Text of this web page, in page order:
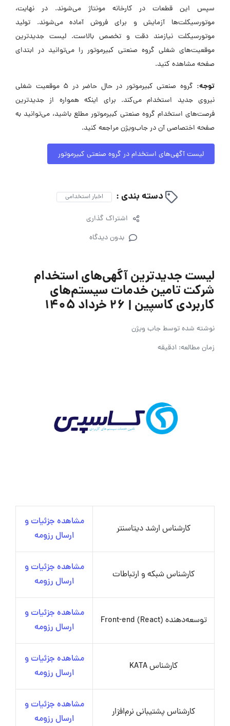
سپس این قطعات در کارخانه مونتاژ می‌شوند. در نهایت،
موتورسیکلت‌ها آزمایش و برای فروش آماده می‌شوند. تولید
موتورسیکلت نیازمند دقت و تخصص بالاست. لیست جدیدترین
موقعیت‌های شغلی گروه صنعتی کبیرموتور را می‌توانید در ابتدای
صفحه مشاهده کنید.
توجه:
گروه صنعتی کبیرموتور در حال حاضر در ۵ موقعیت شغلی
نیروی جدید استخدام می‌کند. برای اینکه همواره از جدیدترین
فرصت‌های استخدام گروه صنعتی کبیرموتور مطلع باشید، می‌توانید به
صفحه اختصاصی آن در جاب‌ویژن مراجعه کنید.
لیست آگهی‌های استخدام در گروه صنعتی کبیرموتور
دسته بندی : اخبار استخدامی
اشتراک گذاری
بدون دیدگاه
لیست جدیدترین آگهی‌های استخدام
شرکت تامین خدمات سیستم‌های
کاربردی کاسپین | ۲۶ خرداد ۱۴۰۵
نوشته شده توسطجاب ویژن
زمان مطالعه: 1دقیقه
کارشناس ارشد دیتاسنتر
مشاهده جزئیات و
ارسال رزومه
کارشناس شبکه و ارتباطات
مشاهده جزئیات و
ارسال رزومه
توسعه‌دهنده Front-end (React)
مشاهده جزئیات و
ارسال رزومه
کارشناس KATA
مشاهده جزئیات و
ارسال رزومه
کارشناس پشتیبانی نرم‌افزار
مشاهده جزئیات و
ارسال رزومه